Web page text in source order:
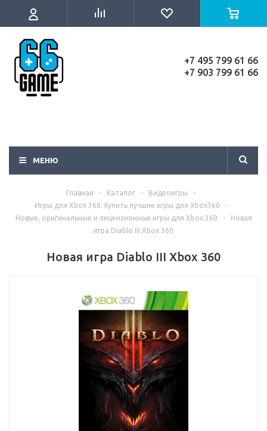
+7 495 799 61 66
+7 903 799 61 66
МЕНЮ
Главная - Каталог - Видеоигры
-
Игры для Xbox 360: Купить лучшие игры для Xbox360
-
Новые, оригинальные и лицензионные игры для Xbox 360
-
Новая
игра Diablo III Xbox 360
Новая игра Diablo III Xbox 360